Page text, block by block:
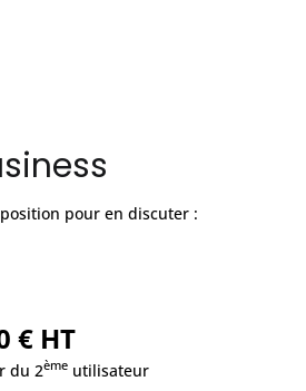
pour en discuter :
€ HT
du 2ème utilisateur